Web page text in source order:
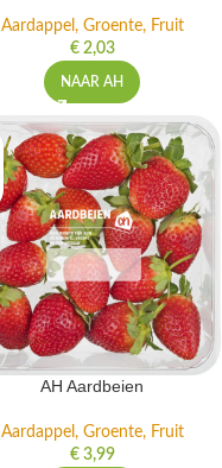
Aardappel, Groente, Fruit
€2,03
NAAR AH
AH Aardbeien
Aardappel, Groente, Fruit
€3,99